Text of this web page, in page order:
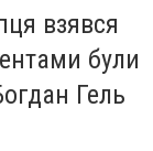
взявся
були
Гель